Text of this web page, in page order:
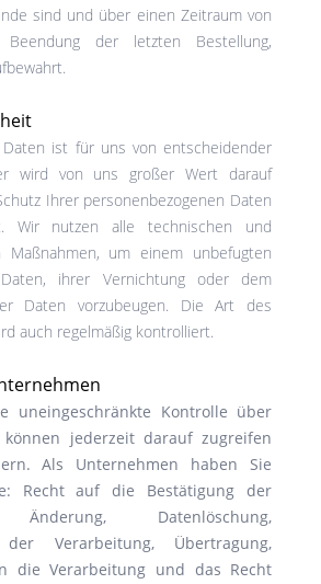
sind und über einen Zeitraum von
der letzten Bestellung,
ist für uns von entscheidender
wird von uns großer Wert darauf
Ihrer personenbezogenen Daten
Wir nutzen alle technischen und
Maßnahmen, um einem unbefugten
ihrer Vernichtung oder dem
Daten vorzubeugen. Die Art des
auch regelmäßig kontrolliert.
uneingeschränkte Kontrolle über
jederzeit darauf zugreifen
Als Unternehmen haben Sie
Recht auf die Bestätigung der
Änderung, Datenlöschung,
der Verarbeitung, Übertragung,
die Verarbeitung und das Recht